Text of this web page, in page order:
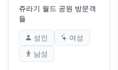
쥬라기 월드 공원 방문객
들
성인
여성
남성